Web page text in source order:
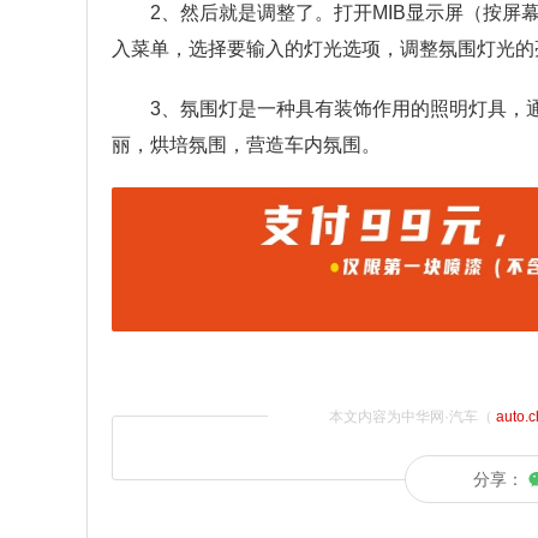
2、然后就是调整了。打开MIB显示屏（按屏
入菜单，选择要输入的灯光选项，调整氛围灯光
3、氛围灯是一种具有装饰作用的照明灯具
丽，烘培氛围，营造车内氛围。
本文内容为中华网·汽车（
分享：